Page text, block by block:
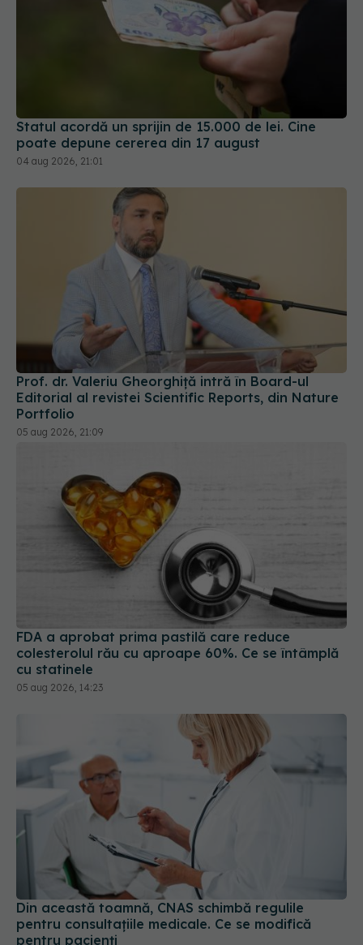
Statul acordă un sprijin de 15.000 de lei. Cine
poate depune cererea din 17 august
Prof. dr. Valeriu Gheorghiță intră în Board-ul
Editorial al revistei Scientific Reports, din Nature
Portfolio
05 aug 2026, 21:09
FDA a aprobat prima pastilă care reduce
colesterolul rău cu aproape 60%. Ce se întâmplă
05 aug 2026, 14:23
Din această toamnă, CNAS schimbă regulile
pentru consultațiile medicale. Ce se modifică
pentru pacienți
01 aug 2026, 15:19